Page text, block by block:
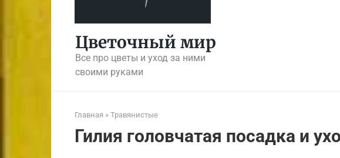
Цветочный мир
Все про цветы и уход за ними
своими руками
Главная » Травянистые
Гилия головчатая посадка и